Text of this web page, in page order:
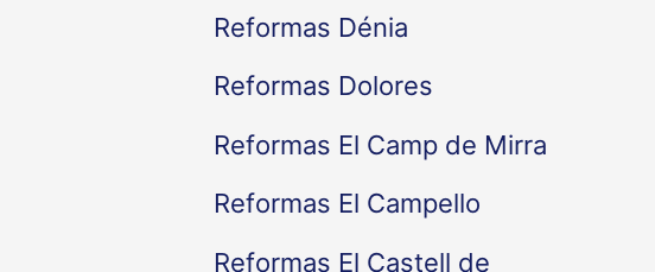
Reformas Dénia
Reformas Dolores
Reformas El Camp de Mirra
Reformas El Campello
Reformas El Castell de